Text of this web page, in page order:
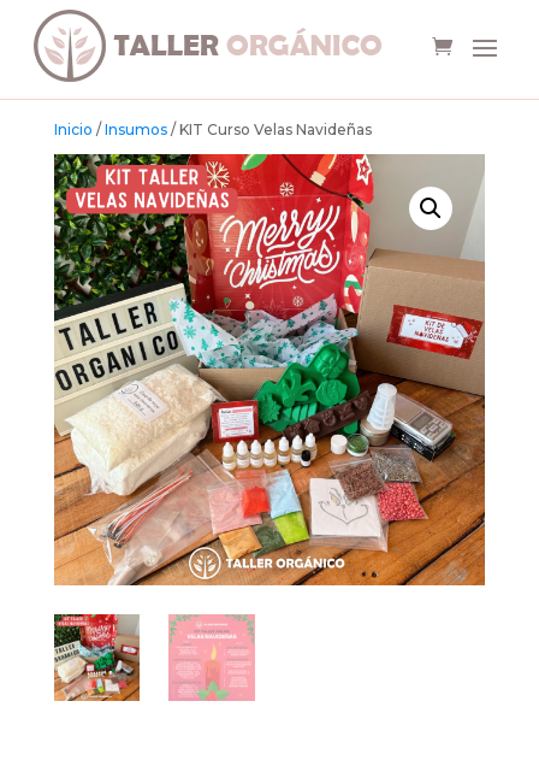
Inicio / Insumos/ KIT Curso Velas Navideñas